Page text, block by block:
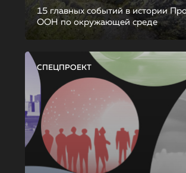
15 главных событий в истории
ООН по окружающей среде
СПЕЦПРОЕКТ